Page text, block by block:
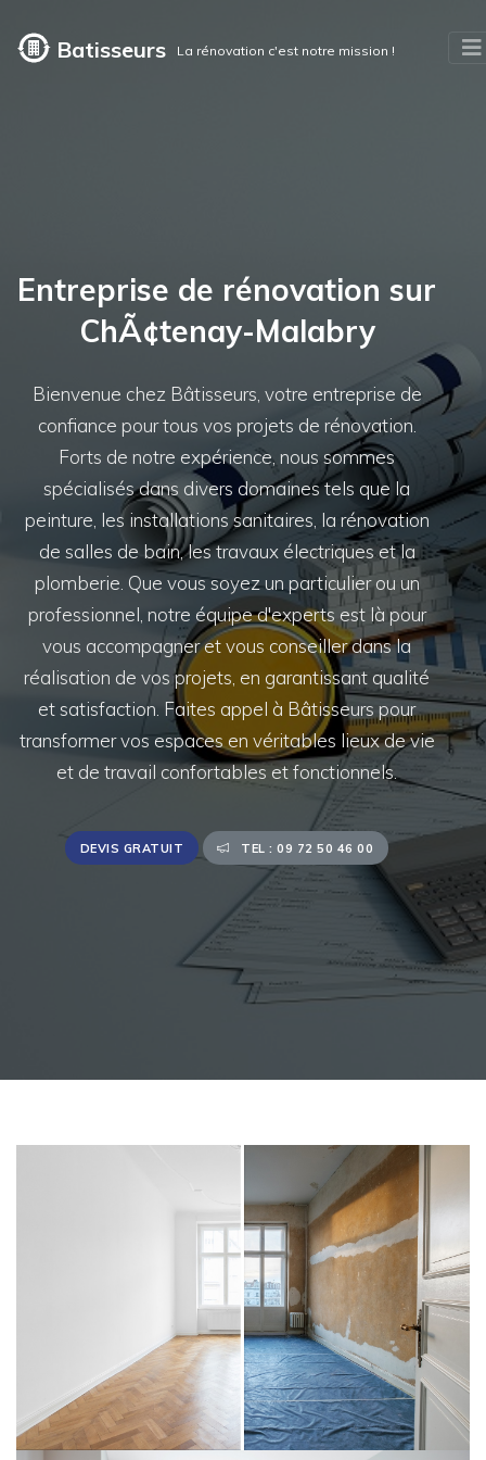
Batisseurs La rénovation c'est notre mission !
Entreprise de rénovation sur
ChÃ¢tenay-Malabry
Bienvenue chez Bâtisseurs, votre entreprise de
confiance pour tous vos projets de rénovation.
Forts de notre expérience, nous sommes
spécialisés dans divers domaines tels que la
peinture, les installations sanitaires, la rénovation
de salles de bain, les travaux électriques et la
plomberie. Que vous soyez un particulier ou un
professionnel, notre équipe d'experts est là pour
vous accompagner et vous conseiller dans la
réalisation de vos projets, en garantissant qualité
et satisfaction. Faites appel à Bâtisseurs pour
transformer vos espaces en véritables lieux de vie
et de travail confortables et fonctionnels.
DEVIS GRATUIT TEL : 09 72 50 46 00